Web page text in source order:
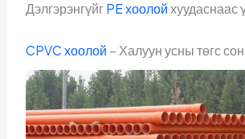
Дэлгэрэнгүйг PE хоолой хуудаснаас
CPVC хоолой – Халуун усны төгс